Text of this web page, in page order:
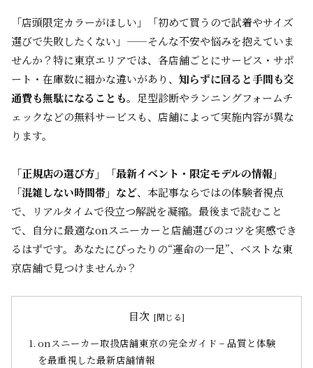
「店頭限定カラーがほしい」「初めて買うので試着やサイズ
選びで失敗したくない」——そんな不安や悩みを抱えていま
せんか？特に東京エリアでは、各店舗ごとにサービス・サポ
ート・在庫数に細かな違いがあり、 知らずに回ると手間も交
通費も無駄になることも。足型診断やランニングフォームチ
ェックなどの無料サービスも、店舗によって実施内容が異な
ります。
「正規店の選び方」「最新イベント・限定モデルの情報」
「混雑しない時間帯」など、本記事ならではの体験者視点
で、リアルタイムで役立つ解説を凝縮。最後まで読むこと
で、自分に最適なonスニーカーと店舗選びのコツを実感でき
るはずです。あなたにぴったりの“運命の一足”、ベストな東
京店舗で見つけませんか？
目次
onスニーカー取扱店舗東京の完全ガイド − 品質と体験
を最重視した最新店舗情報